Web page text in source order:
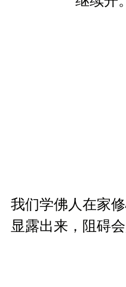
我们学佛人在家
显露出来，阻碍